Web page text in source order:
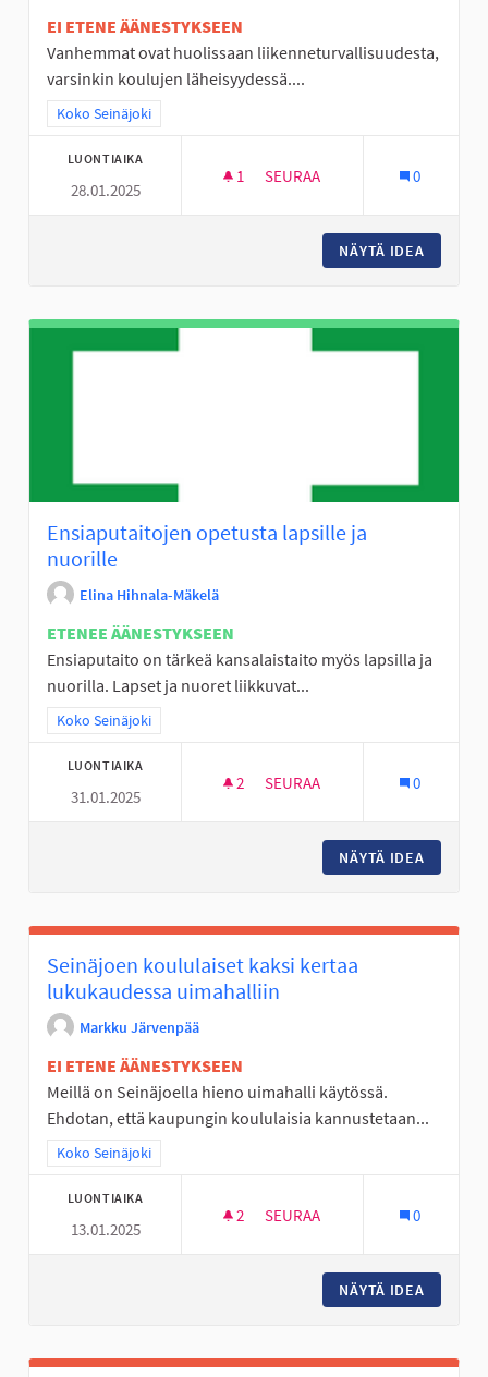
EI ETENE ÄÄNESTYKSEEN
Vanhemmat ovat huolissaan liikenneturvallisuudesta,
varsinkin koulujen läheisyydessä....
Rajaa tulokset teeman mukaan: Koko Seinäjoki
Koko Seinäjoki
LUONTIAIKA
28.01.2025
1 1 SEURAAJA
SEURAA 0
NÄYTÄ IDEA
Ensiaputaitojen opetusta lapsille ja
nuorille
Elina Hihnala-Mäkelä
ETENEE ÄÄNESTYKSEEN
Ensiaputaito on tärkeä kansalaistaito myös lapsilla ja
nuorilla. Lapset ja nuoret liikkuvat...
Rajaa tulokset teeman mukaan: Koko Seinäjoki
Koko Seinäjoki
LUONTIAIKA
31.01.2025
2 2 SEURAAJAA
SEURAA 0
NÄYTÄ IDEA
Seinäjoen koululaiset kaksi kertaa
lukukaudessa uimahalliin
Markku Järvenpää
EI ETENE ÄÄNESTYKSEEN
Meillä on Seinäjoella hieno uimahalli käytössä.
Ehdotan, että kaupungin koululaisia kannustetaan...
Rajaa tulokset teeman mukaan: Koko Seinäjoki
Koko Seinäjoki
LUONTIAIKA
13.01.2025
2 2 SEURAAJAA
SEURAA 0
NÄYTÄ IDEA